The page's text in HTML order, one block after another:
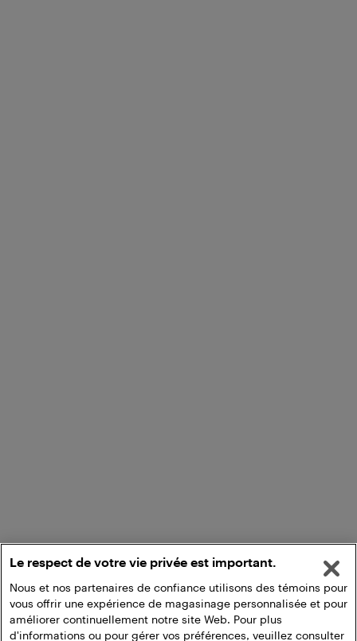
Le respect de votre vie privée est important.
Nous et nos partenaires de confiance utilisons des témoins pour
vous offrir une expérience de magasinage personnalisée et pour
améliorer continuellement notre site Web. Pour plus
d'informations ou pour gérer vos préférences, veuillez consulter